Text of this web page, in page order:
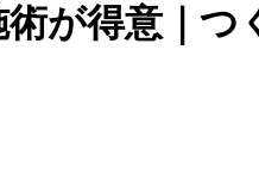
が得意｜